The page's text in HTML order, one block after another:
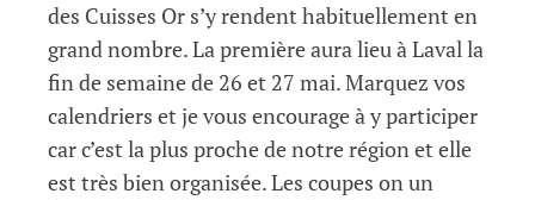
des Cuisses Or s’y rendent habituellement en
grand nombre. La première aura lieu à Laval la
fin de semaine de 26 et 27 mai. Marquez vos
calendriers et je vous encourage à y participer
car c’est la plus proche de notre région et elle
est très bien organisée. Les coupes on un